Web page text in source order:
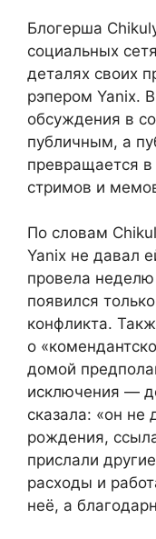
Блогерша
социальных
деталях своих
рэпером Yanix.
обсуждения в
публичным, а
превращается
стримов и
По словам
Yanix не давал
провела неделю
появился
конфликта.
о
домой
исключения —
сказала: «он не
рождения,
прислали
расходы и
неё, а